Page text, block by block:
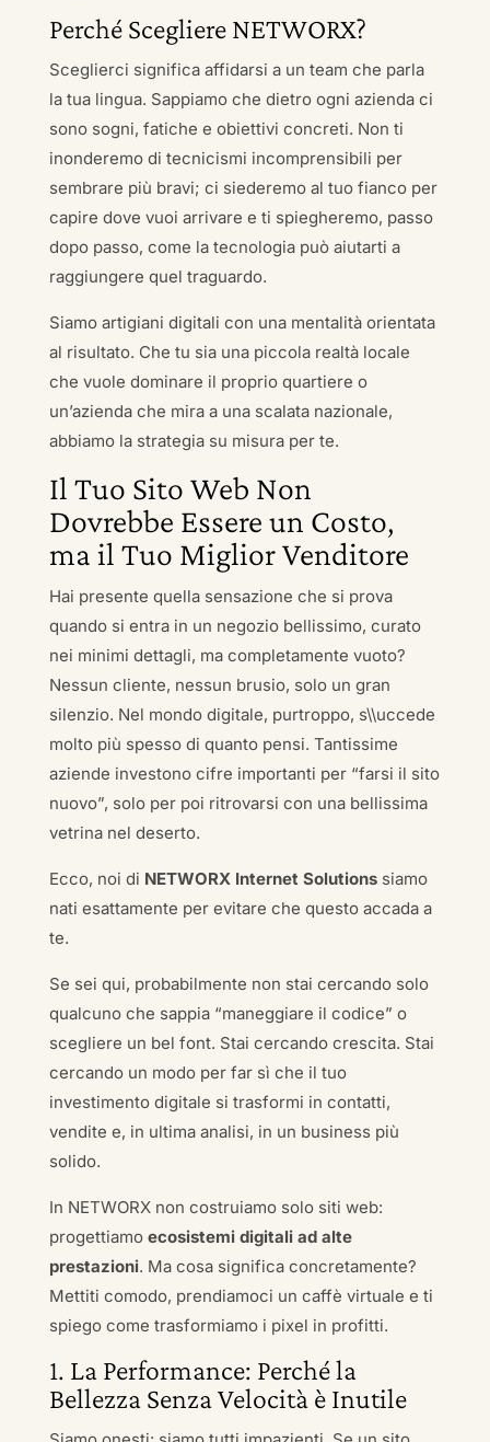
Perché Scegliere NETWORX?
Sceglierci significa affidarsi a un team che parla
la tua lingua. Sappiamo che dietro ogni azienda ci
sono sogni, fatiche e obiettivi concreti. Non ti
inonderemo di tecnicismi incomprensibili per
sembrare più bravi; ci siederemo al tuo fianco per
capire dove vuoi arrivare e ti spiegheremo, passo
dopo passo, come la tecnologia può aiutarti a
raggiungere quel traguardo.
Siamo artigiani digitali con una mentalità orientata
al risultato. Che tu sia una piccola realtà locale
che vuole dominare il proprio quartiere o
un’azienda che mira a una scalata nazionale,
abbiamo la strategia su misura per te.
Il Tuo Sito Web Non
Dovrebbe Essere un Costo,
ma il Tuo Miglior Venditore
Hai presente quella sensazione che si prova
quando si entra in un negozio bellissimo, curato
nei minimi dettagli, ma completamente vuoto?
Nessun cliente, nessun brusio, solo un gran
silenzio. Nel mondo digitale, purtroppo, s\\uccede
molto più spesso di quanto pensi. Tantissime
aziende investono cifre importanti per “farsi il sito
nuovo”, solo per poi ritrovarsi con una bellissima
vetrina nel deserto.
Ecco, noi di NETWORX Internet Solutionssiamo
nati esattamente per evitare che questo accada a
te.
Se sei qui, probabilmente non stai cercando solo
qualcuno che sappia “maneggiare il codice” o
scegliere un bel font. Stai cercando crescita. Stai
cercando un modo per far sì che il tuo
investimento digitale si trasformi in contatti,
vendite e, in ultima analisi, in un business più
solido.
In NETWORX non costruiamo solo siti web:
progettiamo ecosistemi digitali ad alte
prestazioni. Ma cosa significa concretamente?
Mettiti comodo, prendiamoci un caffè virtuale e ti
spiego come trasformiamo i pixel in profitti.
1. La Performance: Perché la
Bellezza Senza Velocità è Inutile